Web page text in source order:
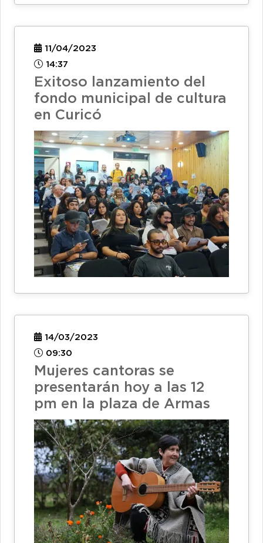
11/04/2023
14:37
Exitoso lanzamiento del
fondo municipal de cultura
en Curicó
14/03/2023
09:30
Mujeres cantoras se
presentarán hoy a las 12
pm en la plaza de Armas